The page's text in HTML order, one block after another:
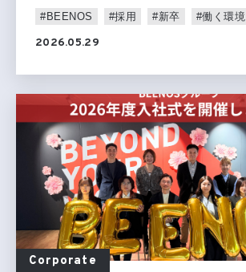
#BEENOS #採用 #新卒 #働く環境
2026.05.29
Corporate